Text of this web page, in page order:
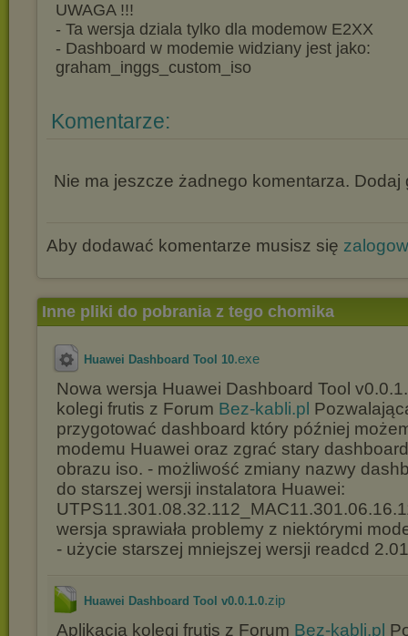
UWAGA !!!
- Ta wersja dziala tylko dla modemow E2XX
- Dashboard w modemie widziany jest jako:
graham_inggs_custom_iso
Komentarze:
Nie ma jeszcze żadnego komentarza. Dodaj
Aby dodawać komentarze musisz się
Inne pliki do pobrania z tego chomika
Huawei Dashboard Tool 10.exe
Nowa wersja Huawei Dashboard Tool
kolegi frutis z Forum Bez-kabli.pl
przygotować dashboard który później
modemu Huawei oraz zgrać stary
obrazu iso. - możliwość zmiany nazwy
do starszej wersji instalatora Huawei:
wersja sprawiała problemy z niektórymi
- użycie starszej mniejszej wersji readcd 2.01
Huawei Dashboard Tool v0.0.1.0.zip
Aplikacja kolegi frutis z Forum Bez-kabli.pl